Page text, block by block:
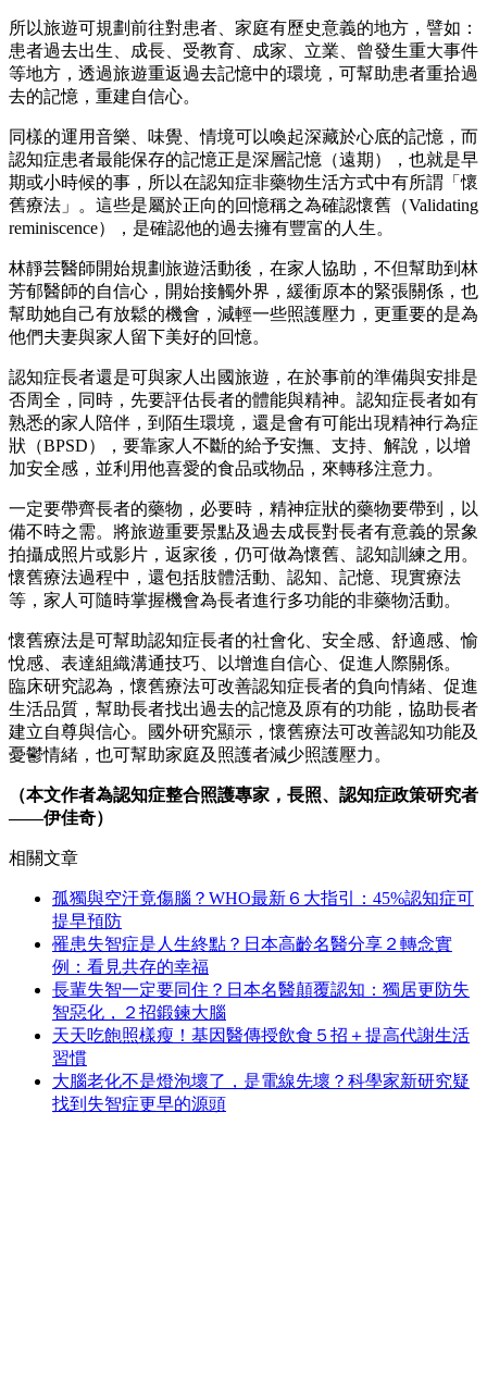
所以旅遊可規劃前往對患者、家庭有歷史意義的地方，譬如：
患者過去出生、成長、受教育、成家、立業、曾發生重大事件
等地方，透過旅遊重返過去記憶中的環境，可幫助患者重拾過
去的記憶，重建自信心。
同樣的運用音樂、味覺、情境可以喚起深藏於心底的記憶，而
認知症患者最能保存的記憶正是深層記憶（遠期），也就是早
期或小時候的事，所以在認知症非藥物生活方式中有所謂「懷
舊療法」。這些是屬於正向的回憶稱之為確認懷舊（Validating
reminiscence），是確認他的過去擁有豐富的人生。
林靜芸醫師開始規劃旅遊活動後，在家人協助，不但幫助到林
芳郁醫師的自信心，開始接觸外界，緩衝原本的緊張關係，也
幫助她自己有放鬆的機會，減輕一些照護壓力，更重要的是為
他們夫妻與家人留下美好的回憶。
認知症長者還是可與家人出國旅遊，在於事前的準備與安排是
否周全，同時，先要評估長者的體能與精神。認知症長者如有
熟悉的家人陪伴，到陌生環境，還是會有可能出現精神行為症
狀（BPSD），要靠家人不斷的給予安撫、支持、解說，以增
加安全感，並利用他喜愛的食品或物品，來轉移注意力。
一定要帶齊長者的藥物，必要時，精神症狀的藥物要帶到，以
備不時之需。將旅遊重要景點及過去成長對長者有意義的景象
拍攝成照片或影片，返家後，仍可做為懷舊、認知訓練之用。
懷舊療法過程中，還包括肢體活動、認知、記憶、現實療法
等，家人可隨時掌握機會為長者進行多功能的非藥物活動。
懷舊療法是可幫助認知症長者的社會化、安全感、舒適感、愉
悅感、表達組織溝通技巧、以增進自信心、促進人際關係。
臨床研究認為，懷舊療法可改善認知症長者的負向情緒、促進
生活品質，幫助長者找出過去的記憶及原有的功能，協助長者
建立自尊與信心。國外研究顯示，懷舊療法可改善認知功能及
憂鬱情緒，也可幫助家庭及照護者減少照護壓力。
（本文作者為認知症整合照護專家，長照、認知症政策研究者
——伊佳奇）
相關文章
孤獨與空汙竟傷腦？WHO最新６大指引：45%認知症可
提早預防
罹患失智症是人生終點？日本高齡名醫分享２轉念實
例：看見共存的幸福
長輩失智一定要同住？日本名醫顛覆認知：獨居更防失
智惡化，２招鍛鍊大腦
天天吃飽照樣瘦！基因醫傳授飲食５招＋提高代謝生活
習慣
大腦老化不是燈泡壞了，是電線先壞？科學家新研究疑
找到失智症更早的源頭